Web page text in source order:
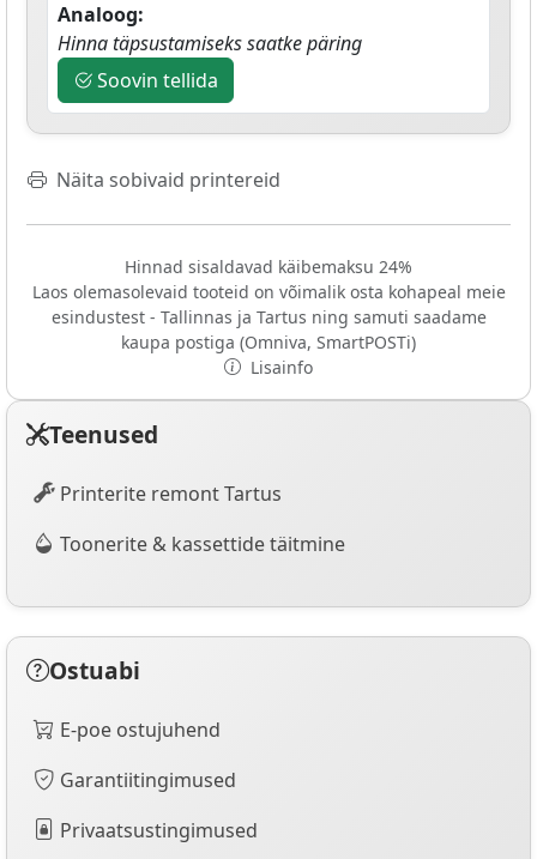
Analoog:
Hinna täpsustamiseks saatke päring
Soovin tellida
Näita sobivaid printereid
Hinnad sisaldavad käibemaksu 24%
Laos olemasolevaid tooteid on võimalik osta kohapeal meie
esindustest - Tallinnas ja Tartus ning samuti saadame
kaupa postiga (Omniva, SmartPOSTi)
Lisainfo
Teenused
Printerite remont Tartus
Toonerite & kassettide täitmine
Ostuabi
E-poe ostujuhend
Garantiitingimused
Privaatsustingimused